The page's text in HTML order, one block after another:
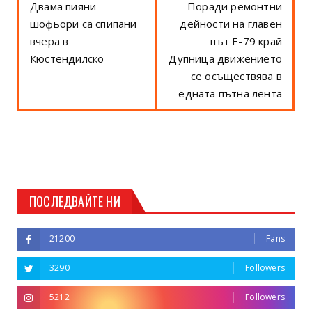
Двама пияни
шофьори са спипани
вчера в
Кюстендилско
Поради ремонтни
дейности на главен
път E-79 край
Дупница движението
се осъществява в
едната пътна лента
ПОСЛЕДВАЙТЕ НИ
21200 Fans
3290 Followers
5212 Followers